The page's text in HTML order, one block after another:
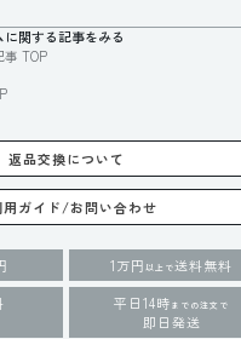
関する記事をみる
事 TOP
返品交換について
用ガイド/お問い合わせ
1万円 以上で送料無料
平日14時 までの注文で
即日発送